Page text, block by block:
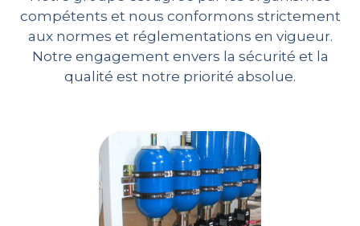
compétents et nous conformons strictement
aux normes et réglementations en vigueur.
Notre engagement envers la sécurité et la
qualité est notre priorité absolue.